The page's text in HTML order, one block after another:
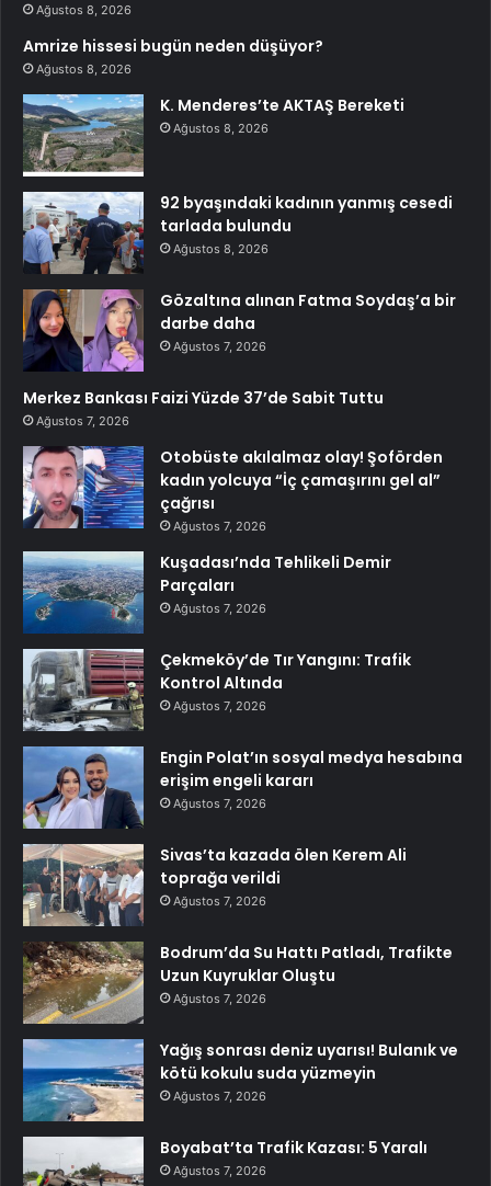
Ağustos 8, 2026
Amrize hissesi bugün neden düşüyor?
Ağustos 8, 2026
K. Menderes’te AKTAŞ Bereketi
Ağustos 8, 2026
92 byaşındaki kadının yanmış cesedi
tarlada bulundu
Ağustos 8, 2026
Gözaltına alınan Fatma Soydaş’a bir
darbe daha
Ağustos 7, 2026
Merkez Bankası Faizi Yüzde 37’de Sabit Tuttu
Ağustos 7, 2026
Otobüste akılalmaz olay! Şoförden
kadın yolcuya “İç çamaşırını gel al”
çağrısı
Ağustos 7, 2026
Kuşadası’nda Tehlikeli Demir
Parçaları
Ağustos 7, 2026
Çekmeköy’de Tır Yangını: Trafik
Kontrol Altında
Ağustos 7, 2026
Engin Polat’ın sosyal medya hesabına
erişim engeli kararı
Ağustos 7, 2026
Sivas’ta kazada ölen Kerem Ali
toprağa verildi
Ağustos 7, 2026
Bodrum’da Su Hattı Patladı, Trafikte
Uzun Kuyruklar Oluştu
Ağustos 7, 2026
Yağış sonrası deniz uyarısı! Bulanık ve
kötü kokulu suda yüzmeyin
Ağustos 7, 2026
Boyabat’ta Trafik Kazası: 5 Yaralı
Ağustos 7, 2026